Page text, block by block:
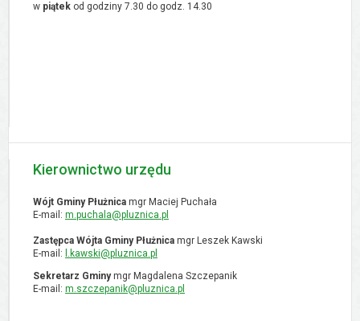
w piątek od godziny 7.30 do godz. 14.30
Kierownictwo urzędu
Wójt Gminy Płużnica mgr Maciej Puchała
E-mail: m.puchala@pluznica.pl
Zastępca Wójta Gminy Płużnica mgr Leszek Kawski
E-mail: l.kawski@pluznica.pl
Sekretarz Gminymgr Magdalena Szczepanik
E-mail: m.szczepanik@pluznica.pl